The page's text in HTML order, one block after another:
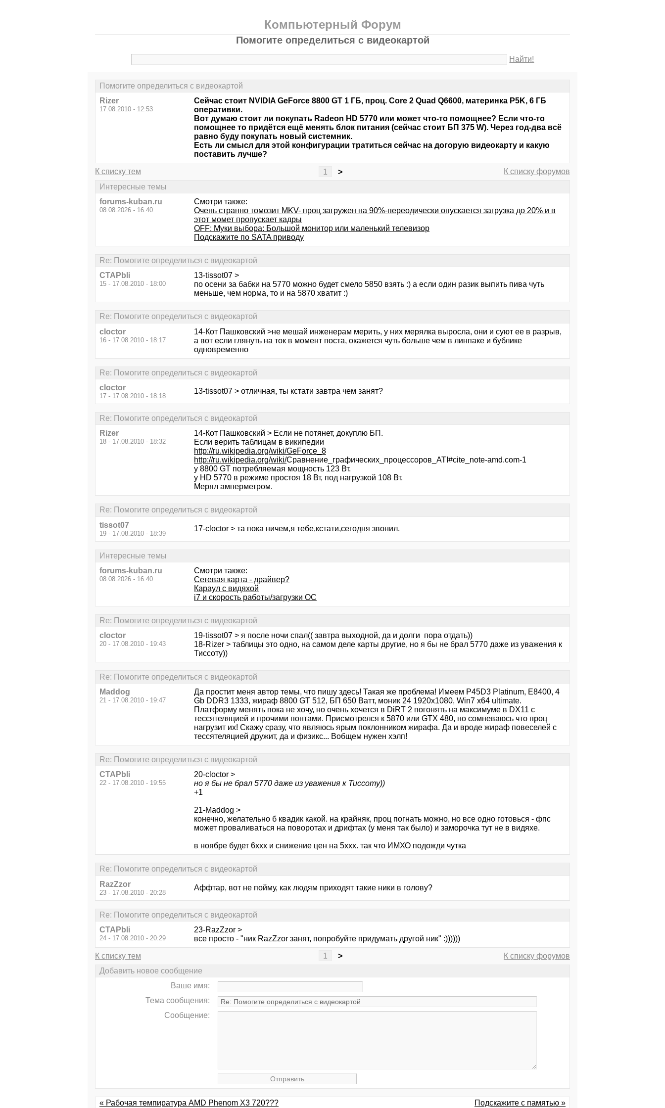
Компьютерный Форум
Помогите определиться с видеокартой
Найти!
Помогите определиться с видеокартой
Rizer
17.08.2010 - 12:53
Сейчас стоит NVIDIA GeForce 8800 GT 1 ГБ, проц. Core 2 Quad Q6600, материнка P5K, 6 ГБ
оперативки.
Вот думаю стоит ли покупать Radeon HD 5770 или может что-то помощнее? Если что-то
помощнее то придётся ещё менять блок питания (сейчас стоит БП 375 W). Через год-два всё
равно буду покупать новый системник.
Есть ли смысл для этой конфигурации тратиться сейчас на догорую видеокарту и какую
поставить лучше?
К списку тем 1 >
К списку форумов
Интересные темы
forums-kuban.ru
08.08.2026 - 16:40
Смотри также:
Очень странно томозит MKV- проц загружен на 90%-переодически опускается загрузка до 20% и в
этот момет пропускает кадры
OFF: Муки выбора: Большой монитор или маленький телевизор
Подскажите по SATA приводу
Re: Помогите определиться с видеокартой
CTAPbIi
15 - 17.08.2010 - 18:00
13-tissot07 >
по осени за бабки на 5770 можно будет смело 5850 взять :) а если один разик выпить пива чуть
меньше, чем норма, то и на 5870 хватит :)
Re: Помогите определиться с видеокартой
cloctor
16 - 17.08.2010 - 18:17
14-Кот Пашковский >не мешай инженерам мерить, у них мерялка выросла, они и суют ее в разрыв,
а вот если глянуть на ток в момент поста, окажется чуть больше чем в линпаке и бублике
одновременно
Re: Помогите определиться с видеокартой
cloctor
17 - 17.08.2010 - 18:18
13-tissot07 > отличная, ты кстати завтра чем занят?
Re: Помогите определиться с видеокартой
Rizer
18 - 17.08.2010 - 18:32
14-Кот Пашковский > Если не потянет, докуплю БП.
Если верить таблицам в википедии
http://ru.wikipedia.org/wiki/GeForce_8
http://ru.wikipedia.org/wiki/Сравнение_графических_процессоров_ATI#cite_note-amd.com-1
у 8800 GT потребляемая мощность 123 Вт.
у HD 5770 в режиме простоя 18 Вт, под нагрузкой 108 Вт.
Мерял амперметром.
Re: Помогите определиться с видеокартой
tissot07
19 - 17.08.2010 - 18:39
17-cloctor > та пока ничем,я тебе,кстати,сегодня звонил.
Интересные темы
forums-kuban.ru
08.08.2026 - 16:40
Смотри также:
Сетевая карта - драйвер?
Караул с видяхой
i7 и скорость работы/загрузки ОС
Re: Помогите определиться с видеокартой
cloctor
20 - 17.08.2010 - 19:43
19-tissot07 > я после ночи спал(( завтра выходной, да и долги пора отдать))
18-Rizer > таблицы это одно, на самом деле карты другие, но я бы не брал 5770 даже из уважения к
Тиссоту))
Re: Помогите определиться с видеокартой
Maddog
21 - 17.08.2010 - 19:47
Да простит меня автор темы, что пишу здесь! Такая же проблема! Имеем Р45D3 Platinum, E8400, 4
Gb DDR3 1333, жираф 8800 GT 512, БП 650 Ватт, моник 24 1920х1080, Win7 х64 ultimаtе.
Платформу менять пока не хочу, но очень хочется в DiRT 2 погонять на максимуме в DХ11 с
тессятеляцией и прочими понтами. Присмотрелся к 5870 или GTX 480, но сомневаюсь что проц
нагрузит их! Скажу сразу, что являюсь ярым поклонником жирафа. Да и вроде жираф повеселей с
тессятеляцией дружит, да и физикс... Вобщем нужен хэлп!
Re: Помогите определиться с видеокартой
CTAPbIi
22 - 17.08.2010 - 19:55
20-cloctor >
но я бы не брал 5770 даже из уважения к Тиссоту))
+1
21-Maddog >
конечно, желательно б квадик какой. на крайняк, проц погнать можно, но все одно готовься - фпс
может проваливаться на поворотах и дрифтах (у меня так было) и заморочка тут не в видяхе.
в ноябре будет 6ххх и снижение цен на 5ххх. так что ИМХО подожди чутка
Re: Помогите определиться с видеокартой
RazZzor
23 - 17.08.2010 - 20:28
Аффтар, вот не пойму, как людям приходят такие ники в голову?
Re: Помогите определиться с видеокартой
CTAPbIi
24 - 17.08.2010 - 20:29
23-RazZzor >
все просто - "ник RazZzor занят, попробуйте придумать другой ник" :))))))
К списку тем 1 >
К списку форумов
Добавить новое сообщение
Ваше имя:
Тема сообщения:
Сообщение:
« Рабочая темпиратура AMD Phenom X3 720??? Подскажите с памятью »